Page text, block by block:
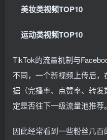
美妆类视频TOP10
运动类视频TOP10
TikTok的流量机制与
不同，一个新视频上传后
据（完播率、点赞率、转
定是否往下一级流量池推荐。
因此经常看到一些粉丝几